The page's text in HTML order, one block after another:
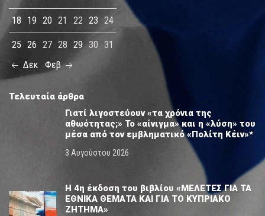
18 19 20 21 22 23 24
25 26 27 28 29 30 31
Δεκ
Φεβ
Τελευταία άρθρα
Γιατί λιγοστεύουν «τα χρόνια της
αθωότητας;» Το «αίνιγμα» και η «λύση» του
μέσα από τον εμβληματικό «Πολίτη Κέιν»*
3 Αυγούστου 2026
Η 4η έκδοση του βιβλίου «ΜΕΛΕΤΕΣ ΓΙΑ ΤΑ
ΕΘΝΙΚΑ ΘΕΜΑΤΑ ΚΑΙ ΓΙΑ ΤΟ ΚΥΠΡΙΑΚΟ
ΖΗΤΗΜΑ»